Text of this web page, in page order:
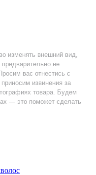
изменять внешний вид,
не
вас отнестись с
извинения за
товара. Будем
— это поможет сделать